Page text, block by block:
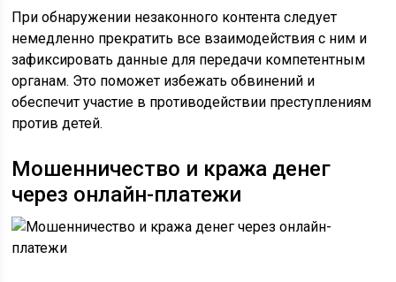
При обнаружении незаконного контента следует
немедленно прекратить все взаимодействия с ним и
зафиксировать данные для передачи компетентным
органам. Это поможет избежать обвинений и
обеспечит участие в противодействии преступлениям
против детей.
Мошенничество и кража денег
через онлайн-платежи